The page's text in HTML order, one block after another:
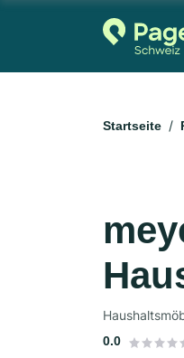
Startseite
0.0